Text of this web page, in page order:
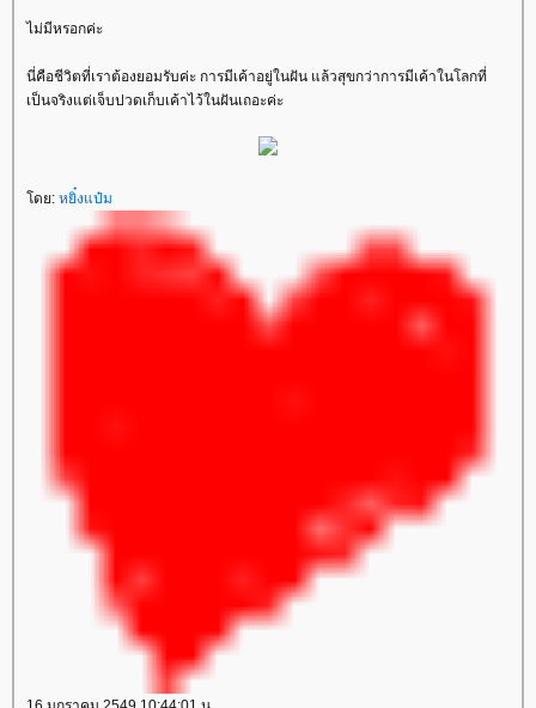
ไม่มีหรอกค่ะ
นี่คือชีวิตที่เราต้องยอมรับค่ะ การมีเค้าอยู่ในฝัน แล้วสุขกว่าการมีเค้าในโลกที่
เป็นจริงแต่เจ็บปวดเก็บเค้าไว้ในฝันเถอะค่ะ
ดย: หยิ๋งแป๋ม